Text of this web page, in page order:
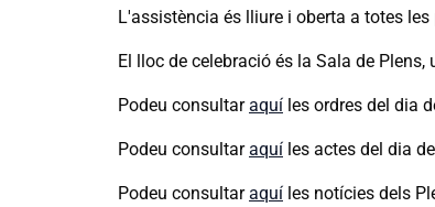
L'assistència és lliure i oberta a totes
El lloc de celebració és la Sala de
Podeu consultaraquí les ordres del dia
Podeu consultaraquí les actes del dia
Podeu consultaraquí les notícies dels